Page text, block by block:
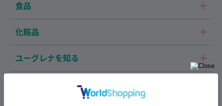
食品
化粧品
ユーグレナを知る
お知らせ